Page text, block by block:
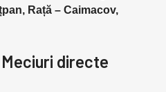
Rață – Caimacov,
Meciuri directe